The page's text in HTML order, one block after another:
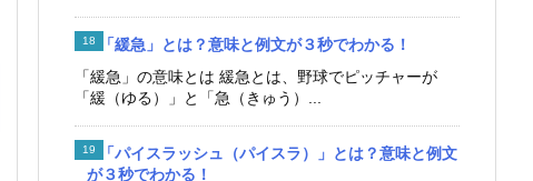
「緩急」とは？意味と例文が３秒でわかる！
「緩急」の意味とは 緩急とは、野球でピッチャーが
「緩（ゆる）」と「急（きゅう）...
「パイスラッシュ（パイスラ）」とは？意味と例文
が３秒でわかる！